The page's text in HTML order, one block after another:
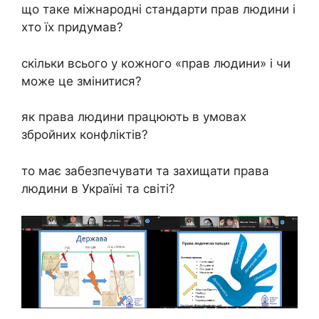
що таке міжнародні стандарти прав людини і
хто їх придумав?
скільки всього у кожного «прав людини» і чи
може це змінитися?
як права людини працюють в умовах
збройних конфліктів?
то має забезпечувати та захищати права
людини в Україні та світі?